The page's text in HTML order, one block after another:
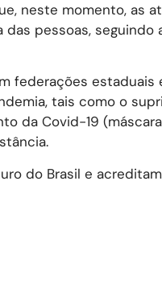
neste momento, as
pessoas,
federações estaduais
tais como o
da Covid-19
do Brasil e